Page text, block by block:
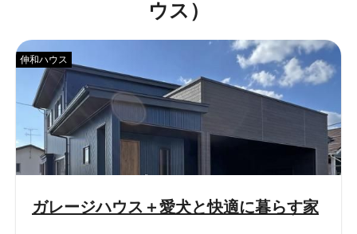
ウス）
ガレージハウス＋愛犬と快適に暮らす家
伸和ハウス